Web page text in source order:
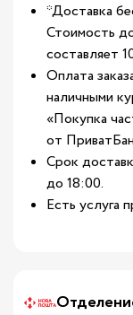
*Доставка
Стоимость
составляет
Оплата
наличными
«Покупка
от
Срок
до 18:00.
Есть услуга